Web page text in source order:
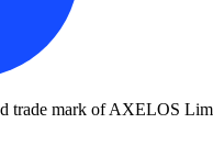
trade mark of AXELOS